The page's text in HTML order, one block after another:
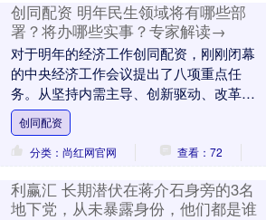
创同配资 明年民生领域将有哪些部
署？将办哪些实事？专家解读→
对于明年的经济工作创同配资，刚刚闭幕
的中央经济工作会议提出了八项重点任
务。从坚持内需主导、创新驱动、改革攻
坚、对外开放、协调发展、“双碳”引领、民
生为大和化解重....
创同配资
分类：尚红网官网
查看：72
利赢汇 长期潜伏在蒋介石身旁的3名
地下党，从未暴露身份，他们都是谁